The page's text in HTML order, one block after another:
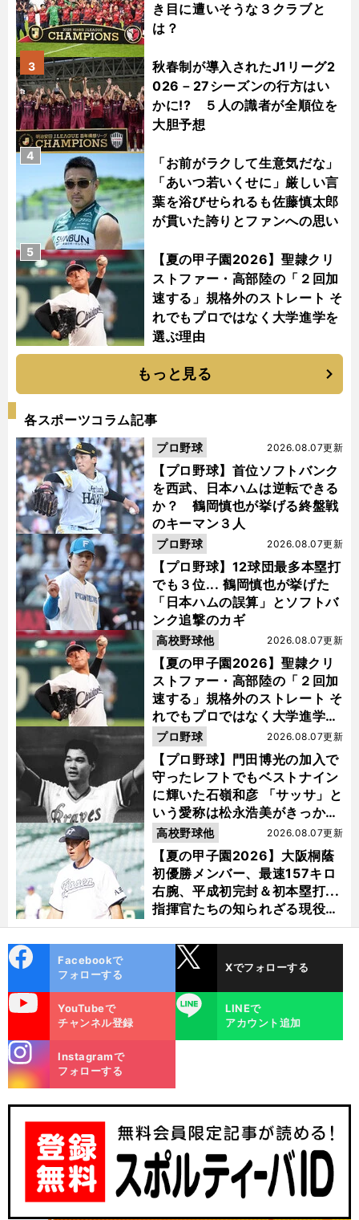
き目に遭いそうな３クラブと
は？
秋春制が導入されたJ1リーグ2
026－27シーズンの行方はい
かに!? ５人の識者が全順位を
大胆予想
3
「お前がラクして生意気だな」
「あいつ若いくせに」厳しい言
葉を浴びせられるも佐藤慎太郎
が貫いた誇りとファンへの思い
4
【夏の甲子園2026】聖隷クリ
ストファー・高部陸の「２回加
速する」規格外のストレート そ
れでもプロではなく大学進学を
選ぶ理由
5
もっと見る
各スポーツコラム記事
【プロ野球】首位ソフトバンク
を西武、日本ハムは逆転できる
か？ 鶴岡慎也が挙げる終盤戦
のキーマン３人
2026.08.07更新
プロ野球
【プロ野球】12球団最多本塁打
でも３位... 鶴岡慎也が挙げた
「日本ハムの誤算」とソフトバ
ンク追撃のカギ
2026.08.07更新
プロ野球
【夏の甲子園2026】聖隷クリ
ストファー・高部陸の「２回加
速する」規格外のストレート そ
れでもプロではなく大学進学を
選ぶ理由
2026.08.07更新
高校野球他
【プロ野球】門田博光の加入で
守ったレフトでもベストナイン
に輝いた石嶺和彦 「サッサ」と
いう愛称は松永浩美がきっか
け？
2026.08.07更新
プロ野球
【夏の甲子園2026】大阪桐蔭
初優勝メンバー、最速157キロ
右腕、平成初完封＆初本塁打...
指揮官たちの知られざる現役時
代
2026.08.07更新
高校野球他
ok
Facebookで
フォローする
Xでフォローする
YouTubeで
チャンネル登録
LINE
LINEで
アカウント追加
m
Instagramで
フォローする